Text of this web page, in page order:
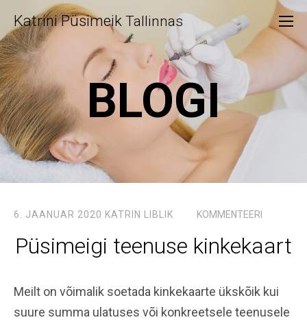
Katrini Püsimeik Tallinnas
BLOGI
6. JAANUAR 2020 KATRIN LIBLIK KOMMENTEERI
Püsimeigi teenuse kinkekaart
Meilt on võimalik soetada kinkekaarte ükskõik kui
suure summa ulatuses või konkreetsele teenusele